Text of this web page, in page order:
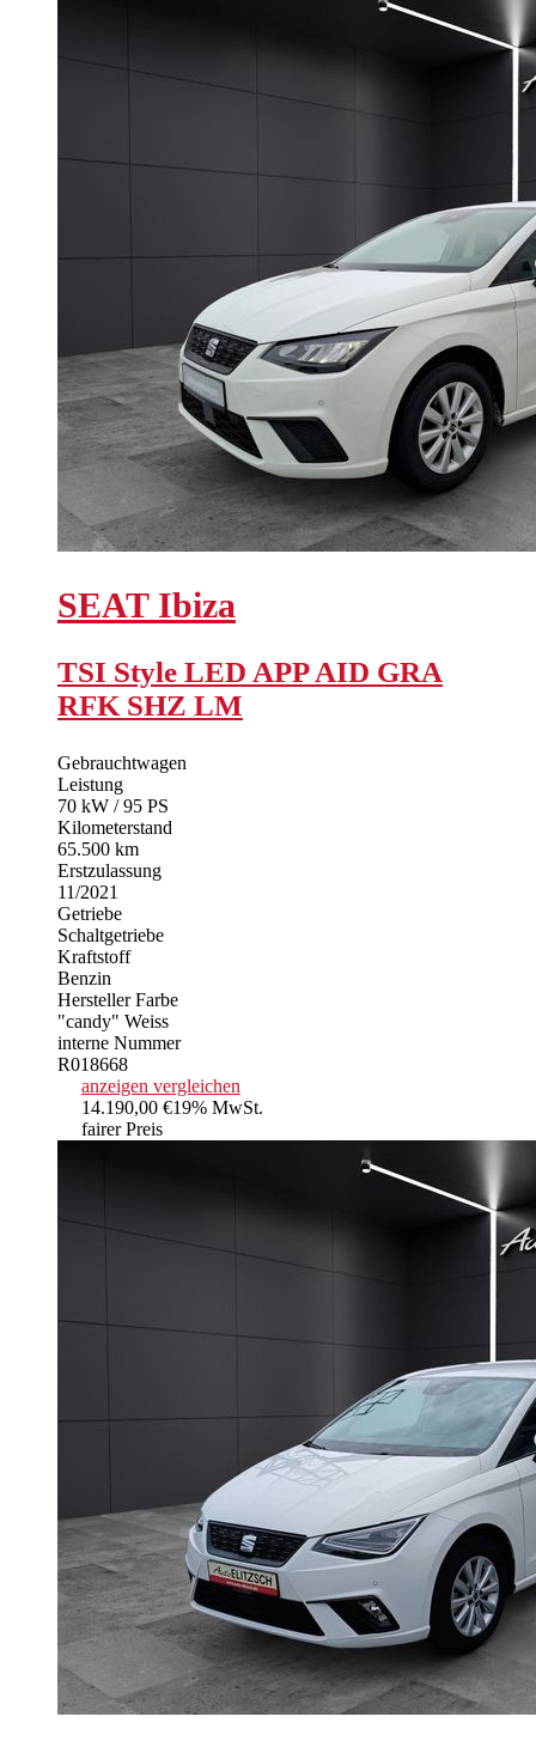
SEAT Ibiza
TSI Style LED APP AID GRA
RFK SHZ LM
Gebrauchtwagen
Leistung
70 kW / 95 PS
Kilometerstand
65.500 km
Erstzulassung
11/2021
Getriebe
Schaltgetriebe
Kraftstoff
Benzin
Hersteller Farbe
"candy" Weiss
interne Nummer
R018668
anzeigen vergleichen
14.190,00 €19% MwSt.
fairer Preis